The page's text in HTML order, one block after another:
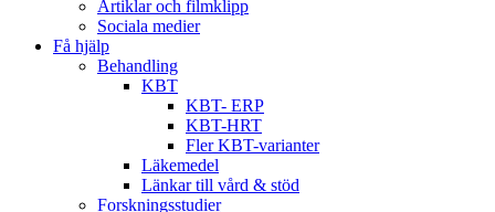
Artiklar och filmklipp
Sociala medier
Få hjälp
Behandling
KBT
KBT- ERP
KBT-HRT
Fler KBT-varianter
Läkemedel
Länkar till vård & stöd
Forskningsstudier